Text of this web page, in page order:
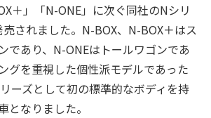
＋」「N-ONE」に次ぐ同社のNシリ
されました。N-BOX、N-BOX＋はス
であり、N-ONEはトールワゴンであ
グを重視した個性派モデルであった
ーズとして初の標準的なボディを持
となりました。